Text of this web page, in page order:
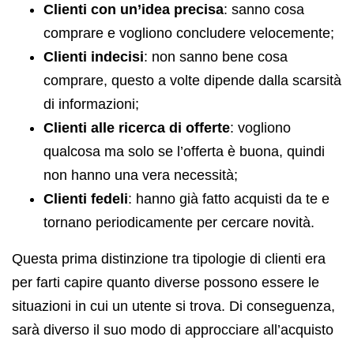
Clienti con un’idea precisa: sanno cosa
comprare e vogliono concludere velocemente;
Clienti indecisi: non sanno bene cosa
comprare, questo a volte dipende dalla scarsità
di informazioni;
Clienti alle ricerca di offerte: vogliono
qualcosa ma solo se l’offerta è buona, quindi
non hanno una vera necessità;
Clienti fedeli: hanno già fatto acquisti da te e
tornano periodicamente per cercare novità.
Questa prima distinzione tra tipologie di clienti era
per farti capire quanto diverse possono essere le
situazioni in cui un utente si trova. Di conseguenza,
sarà diverso il suo modo di approcciare all’acquisto